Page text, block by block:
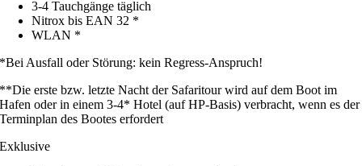
3-4 Tauchgänge täglich
Nitrox bis EAN 32 *
WLAN *
*Bei Ausfall oder Störung: kein Regress-Anspruch!
**Die erste bzw. letzte Nacht der Safaritour wird auf dem Boot im
Hafen oder in einem 3-4* Hotel (auf HP-Basis) verbracht, wenn es der
Terminplan des Bootes erfordert
Exklusive